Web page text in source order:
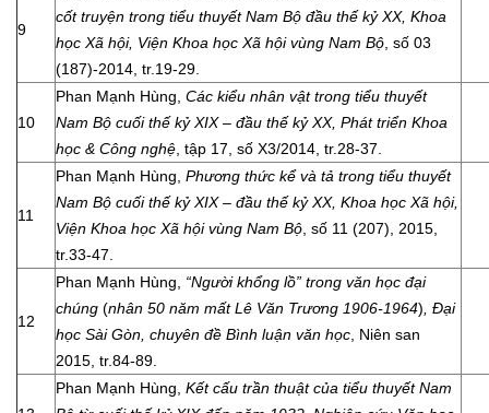
9
cốt truyện trong tiểu thuyết Nam Bộ đầu thế kỷ XX, Khoa
học Xã hội, Viện Khoa học Xã hội vùng Nam Bộ , số 03
(187)-2014, tr.19-29.
10
Phan Mạnh Hùng, Các kiểu nhân vật trong tiểu thuyết
Nam Bộ cuối thế kỷ XIX – đầu thế kỷ XX, Phát triển Khoa
học & Công nghệ , tập 17, số X3/2014, tr.28-37.
11
Phan Mạnh Hùng, Phương thức kể và tả trong tiểu thuyết
Nam Bộ cuối thế kỷ XIX – đầu thế kỷ XX, Khoa học Xã hội,
Viện Khoa học Xã hội vùng Nam Bộ , số 11 (207), 2015,
tr.33-47.
12
Phan Mạnh Hùng,
“Người khổng lồ” trong văn học đại
chúng (nhân 50 năm mất Lê Văn Trương 1906-1964) , Đại
học Sài Gòn, chuyên đề Bình luận văn học , Niên san
2015, tr.84-89.
Phan Mạnh Hùng, Kết cấu trần thuật của tiểu thuyết Nam